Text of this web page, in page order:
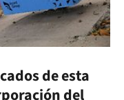
de esta
del